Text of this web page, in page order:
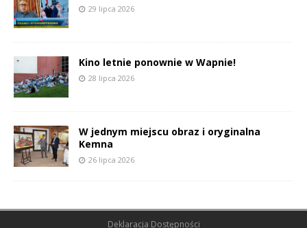
29 lipca 2026
Kino letnie ponownie w Wapnie!
28 lipca 2026
W jednym miejscu obraz i oryginalna
Kemna
26 lipca 2026
Deklaracja Dostępności